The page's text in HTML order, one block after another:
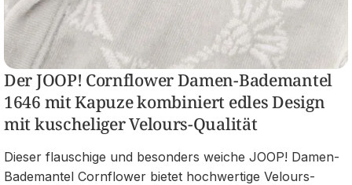
Der JOOP! Cornflower Damen-Bademantel
1646 mit Kapuze kombiniert edles Design
mit kuscheliger Velours-Qualität
Dieser flauschige und besonders weiche JOOP! Damen-
Bademantel Cornflower bietet hochwertige Velours-